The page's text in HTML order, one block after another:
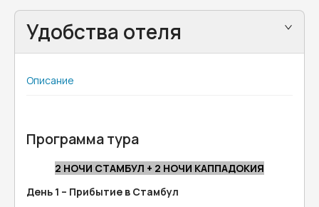
Удобства отеля
Описание
Программа тура
2 НОЧИ СТАМБУЛ + 2 НОЧИ КАППАДОКИЯ
День 1 – Прибытие в Стамбул